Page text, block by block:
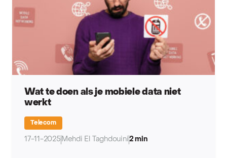
Wat te doen als je mobiele data niet
werkt
Telecom
17-11-2025 Mehdi El Taghdouini2 min